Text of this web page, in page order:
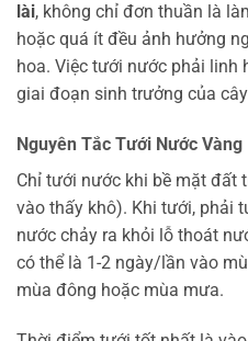
lài, không chỉ đơn thuần là
hoặc quá ít đều ảnh hưởng
hoa. Việc tưới nước phải linh
giai đoạn sinh trưởng của
Nguyên Tắc Tưới Nước Vàng
Chỉ tưới nước khi bề mặt đất
vào thấy khô). Khi tưới, phải
nước chảy ra khỏi lỗ thoát
có thể là 1-2 ngày/lần vào
mùa đông hoặc mùa mưa.